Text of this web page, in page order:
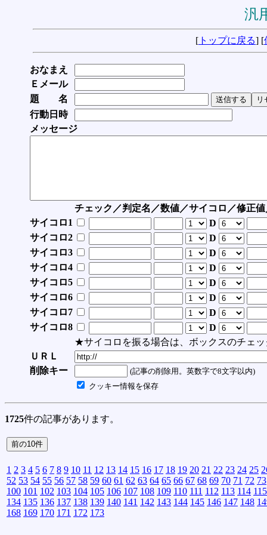
汎
[ トップに戻る] [
おなまえ
Ｅメール
題 名
行動日時
メッセージ
チェック／判定名／数値／サイコロ／修正
サイコロ1
D
サイコロ2
D
サイコロ3
D
サイコロ4
D
サイコロ5
D
サイコロ6
D
サイコロ7
D
サイコロ8
D
★サイコロを振る場合は、ボックスのチェッ
ＵＲＬ
削除キー
(記事の削除用。英数字で8文字以内)
クッキー情報を保存
1725件の記事があります。
1 2 3 4 5 6 7 8 9 10 11 12 13 14 15 16 17 18 19 20 21 22 23 24 25
52 53 54 55 56 57 58 59 60 61 62 63 64 65 66 67 68 69 70 71 72 73
100 101 102 103 104 105 106 107 108 109 110 111 112 113 114 115
134 135 136 137 138 139 140 141 142 143 144 145 146 147 148
168 169 170 171 172 173